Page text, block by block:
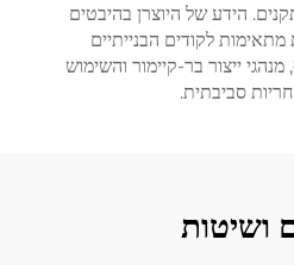
הידע של היוצרן בהיבטים
לקודים הבנייתיים
ייצור בר-קיימור והשימוש
סביבתית.
ושיטות